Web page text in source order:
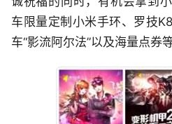
车限量定制小米手环、罗技
车“影流阿尔法”以及海量点券